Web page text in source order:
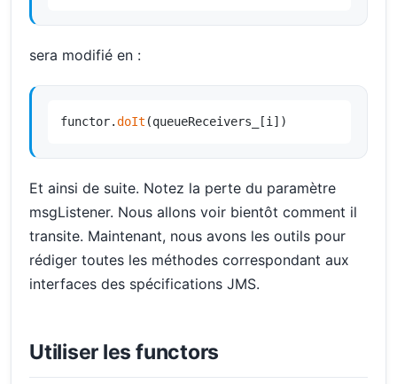
sera modifié en :
functor.doIt (queueReceivers_[i])
Et ainsi de suite. Notez la perte du paramètre
msgListener. Nous allons voir bientôt comment il
transite. Maintenant, nous avons les outils pour
rédiger toutes les méthodes correspondant aux
interfaces des spécifications JMS.
Utiliser les functors